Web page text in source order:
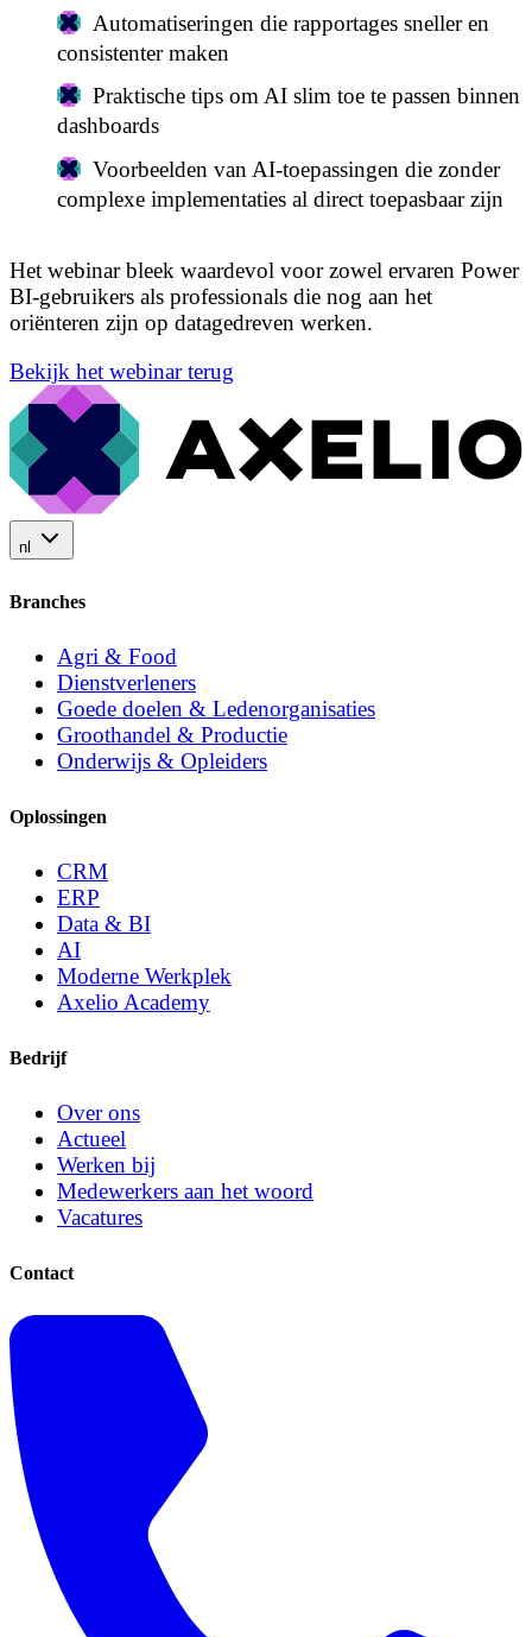
Automatiseringen die rapportages sneller en
consistenter maken
Praktische tips om AI slim toe te passen binnen
dashboards
Voorbeelden van AI‑toepassingen die zonder
complexe implementaties al direct toepasbaar zijn
Het webinar bleek waardevol voor zowel ervaren Power
BI‑gebruikers als professionals die nog aan het
oriënteren zijn op datagedreven werken.
Bekijk het webinar terug
nl
Branches
Agri & Food
Dienstverleners
Goede doelen & Ledenorganisaties
Groothandel & Productie
Onderwijs & Opleiders
Oplossingen
CRM
ERP
Data & BI
AI
Moderne Werkplek
Axelio Academy
Bedrijf
Over ons
Actueel
Werken bij
Medewerkers aan het woord
Vacatures
Contact